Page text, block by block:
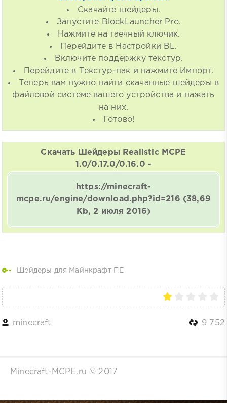
Скачайте шейдеры.
Запустите BlockLauncher Pro.
Нажмите на гаечный ключик.
Перейдите в Настройки BL.
Включите поддержку текстур.
Перейдите в Текстур-пак и нажмите Импорт.
Теперь вам нужно найти скачанные шейдеры в
файловой системе вашего устройства и нажать
на них.
Готово!
Скачать Шейдеры Realistic MCPE
1.0/0.17.0/0.16.0 -
https://minecraft-
mcpe.ru/engine/download.php?id=216 (38,69
Kb, 2 июля 2016)
Шейдеры для Майнкрафт ПЕ
minecraft 9 752
Minecraft-MCPE.ru © 2017